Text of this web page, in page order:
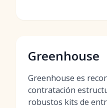
Greenhouse
Greenhouse es
contratación
robustos kits de